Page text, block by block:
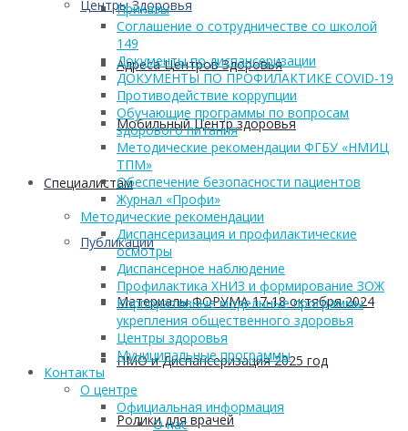
Центры Здоровья
Адреса Центров Здоровья
Мобильный Центр здоровья
Cпециалистам
Публикации
Материалы ФОРУМА 17-18 октября 2024
ПМО и Диспансеризация 2025 год
Ролики для врачей
Приказы
Соглашение о сотрудничестве со школой
149
Документы по диспансеризации
ДОКУМЕНТЫ ПО ПРОФИЛАКТИКЕ COVID-19
Противодействие коррупции
Обучающие программы по вопросам
здорового питания
Методические рекомендации ФГБУ «НМИЦ
ТПМ»
Обеспечение безопасности пациентов
Журнал «Профи»
Методические рекомендации
Диспансеризация и профилактические
осмотры
Диспансерное наблюдение
Профилактика ХНИЗ и формирование ЗОЖ
Корпоративные модельные программы
укрепления общественного здоровья
Центры здоровья
Муниципальные программы
Контакты
О центре
Официальная информация
О нас